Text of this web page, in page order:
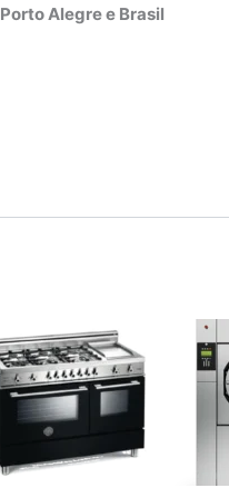
Porto Alegre e Brasil